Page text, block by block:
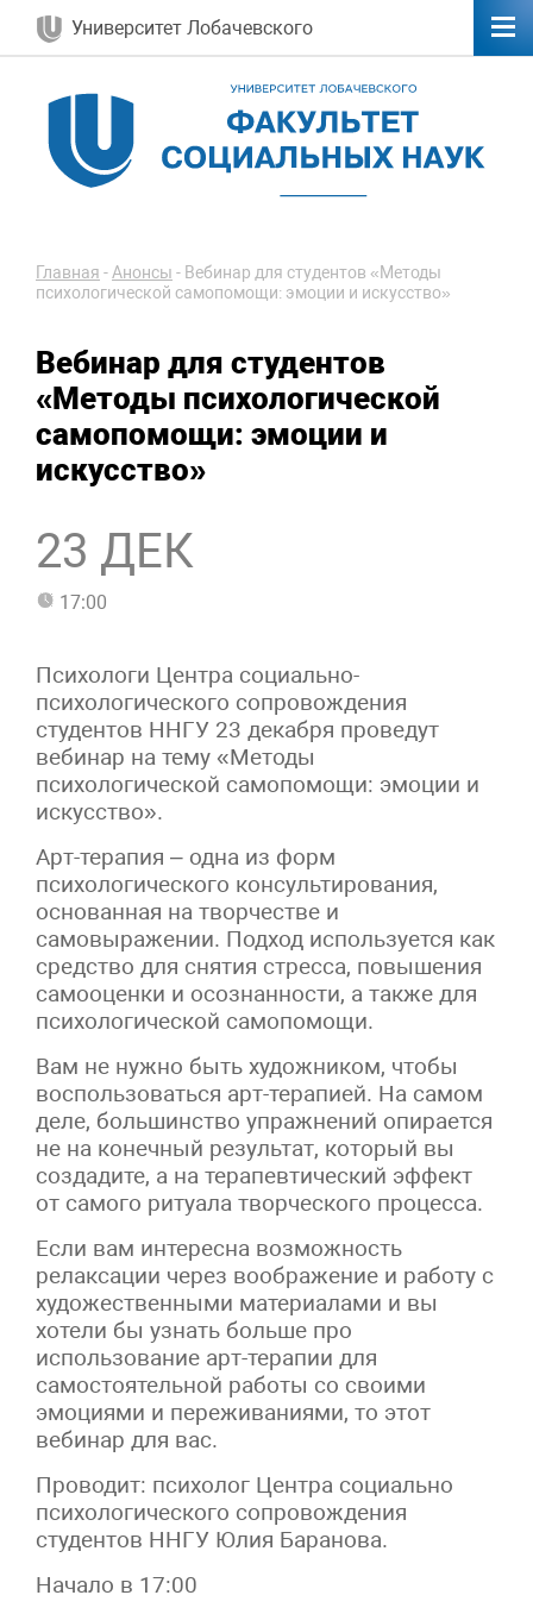
Университет Лобачевского
Главная -Анонсы - Вебинар для студентов «Методы
психологической самопомощи: эмоции и искусство»
Вебинар для студентов
«Методы психологической
самопомощи: эмоции и
искусство»
23 ДЕК
17:00
Психологи Центра социально-
психологического сопровождения
студентов ННГУ 23 декабря проведут
вебинар на тему «Методы
психологической самопомощи: эмоции и
искусство».
Арт-терапия – одна из форм
психологического консультирования,
основанная на творчестве и
самовыражении. Подход используется как
средство для снятия стресса, повышения
самооценки и осознанности, а также для
психологической самопомощи.
Вам не нужно быть художником, чтобы
воспользоваться арт-терапией. На самом
деле, большинство упражнений опирается
не на конечный результат, который вы
создадите, а на терапевтический эффект
от самого ритуала творческого процесса.
Если вам интересна возможность
релаксации через воображение и работу с
художественными материалами и вы
хотели бы узнать больше про
использование арт-терапии для
самостоятельной работы со своими
эмоциями и переживаниями, то этот
вебинар для вас.
Проводит: психолог Центра социально
психологического сопровождения
студентов ННГУ Юлия Баранова.
Начало в 17:00